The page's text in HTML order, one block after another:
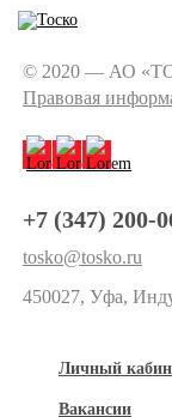
© 2020 — АО
Правовая
+7 (347) 200-
tosko@tosko.ru
450027, Уфа,
Личный
Вакансии